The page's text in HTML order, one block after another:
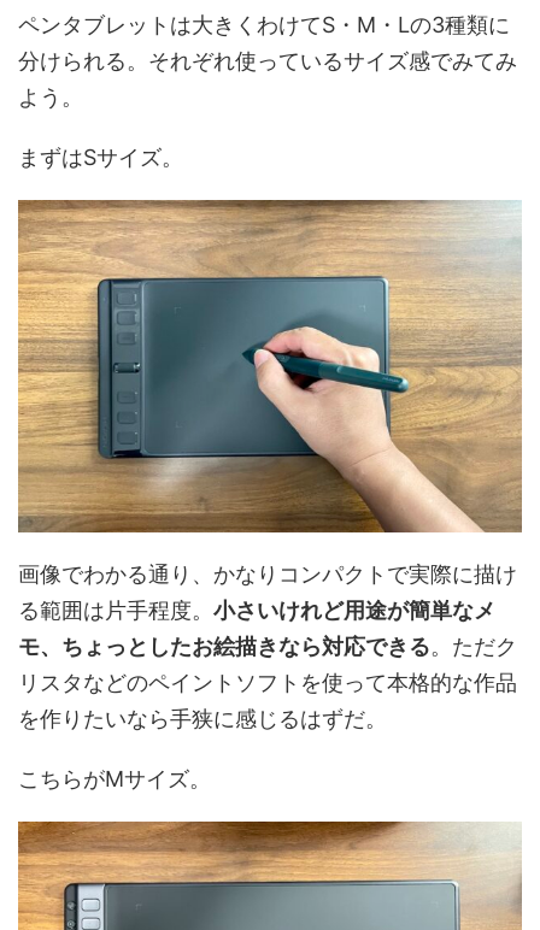
ペンタブレットは大きくわけてS・M・Lの3種類に
分けられる。それぞれ使っているサイズ感でみてみ
よう。
まずはSサイズ。
画像でわかる通り、かなりコンパクトで実際に描け
る範囲は片手程度。 小さいけれど用途が簡単なメ
モ、ちょっとしたお絵描きなら対応できる。ただク
リスタなどのペイントソフトを使って本格的な作品
を作りたいなら手狭に感じるはずだ。
こちらがMサイズ。